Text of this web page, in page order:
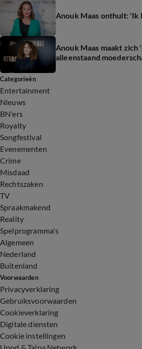
Anouk Maas onthult: 'Ik
Anouk Maas maakt
alleenstaand
Categorieën
Entertainment
Nieuws
BN'ers
Royalty
Songfestival
Evenementen
Crime
Misdaad
Rechtszaken
TV
Spraakmakend
Reality
Spelprogramma's
Algemeen
Nederland
Buitenland
Voorwaarden
Privacyverklaring
Gebruiksvoorwaarden
Cookieverklaring
Digitale diensten
Cookie instellingen